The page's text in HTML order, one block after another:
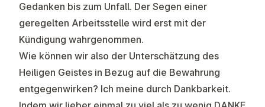
Gedanken bis zum Unfall. Der Segen einer
geregelten Arbeitsstelle wird erst mit der
Kündigung wahrgenommen.
Wie können wir also der Unterschätzung des
Heiligen Geistes in Bezug auf die Bewahrung
entgegenwirken? Ich meine durch Dankbarkeit.